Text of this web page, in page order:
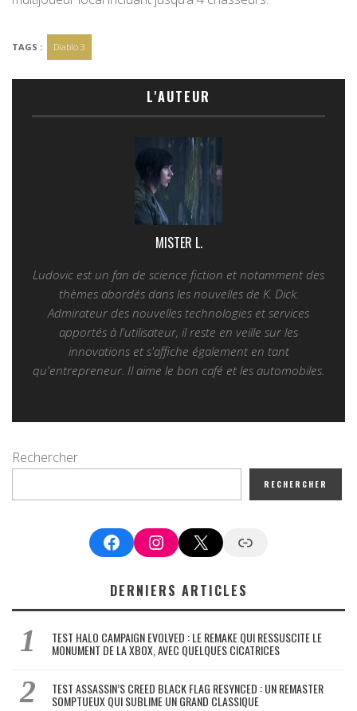
TAGS : Diablo 3
L'AUTEUR
MISTER L.
Ludovic est un fan de science fiction et notamment des
thèmes abordés dans les nouvelles de K. Dick.
Admirateur des nouvelles technologies et services
apportés à l'utilisateur, il reste en veille sur les
innovations et s'affiche également en tant
qu'entrepreneur. Il aime le bon café et les automobiles.
Rechercher
RECHERCHER
FacebookInstagram
X Google News
DERNIERS ARTICLES
TEST HALO CAMPAIGN EVOLVED : LE REMAKE QUI RESSUSCITE LE
MONUMENT DE LA XBOX, AVEC QUELQUES CICATRICES
TEST ASSASSIN’S CREED BLACK FLAG RESYNCED : UN REMASTER
SOMPTUEUX QUI SUBLIME UN GRAND CLASSIQUE